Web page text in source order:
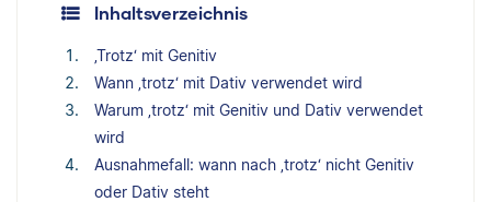
Inhaltsverzeichnis
‚Trotz‘ mit Genitiv
Wann ‚trotz‘ mit Dativ verwendet wird
Warum ‚trotz‘ mit Genitiv und Dativ verwendet
wird
Ausnahmefall: wann nach ‚trotz‘ nicht Genitiv
oder Dativ steht